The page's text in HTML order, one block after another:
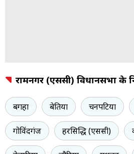
रामनगर (एससी) विधानसभा के
बगहा बेतिया चनपटिया
गोविंदगंज हरसिद्धि (एससी)